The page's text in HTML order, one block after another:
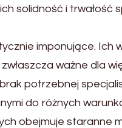
solidność i trwałość
imponujące. Ich
ważne dla
potrzebnej
do różnych
obejmuje staranne